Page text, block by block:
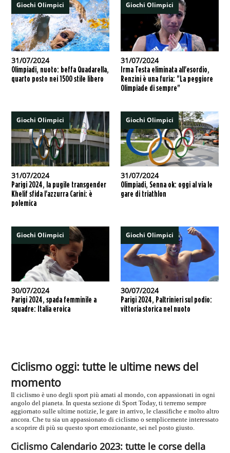
Giochi Olimpici
31/07/2024
Olimpiadi, nuoto: beffa Quadarella,
quarto posto nei 1500 stile libero
Giochi Olimpici
31/07/2024
Irma Testa eliminata all'esordio,
Renzini è una furia: "La peggiore
Olimpiade di sempre"
Giochi Olimpici
31/07/2024
Parigi 2024, la pugile transgender
Khelif sfida l'azzurra Carini: è
polemica
Giochi Olimpici
31/07/2024
Olimpiadi, Senna ok: oggi al via le
gare di triathlon
Giochi Olimpici
30/07/2024
Parigi 2024, spada femminile a
squadre: Italia eroica
Giochi Olimpici
30/07/2024
Parigi 2024, Paltrinieri sul podio:
vittoria storica nel nuoto
Ciclismo oggi: tutte le ultime news del
momento
Il ciclismo è uno degli sport più amati al mondo, con appassionati in ogni
angolo del pianeta. In questa sezione di Sport Today, ti terremo sempre
aggiornato sulle ultime notizie, le gare in arrivo, le classifiche e molto altro
ancora. Che tu sia un appassionato di ciclismo o semplicemente interessato
a scoprire di più su questo sport emozionante, sei nel posto giusto.
Ciclismo Calendario 2023: tutte le corse della